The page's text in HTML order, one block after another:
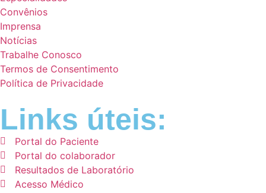
Convênios
Imprensa
Notícias
Trabalhe Conosco
Termos de Consentimento
Política de Privacidade
Links úteis:
Portal do Paciente
Portal do colaborador
Resultados de Laboratório
Acesso Médico